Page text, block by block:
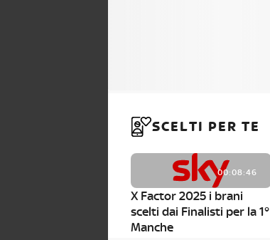
SCELTI PER TE
00:08:46
X Factor 2025 i brani
scelti dai Finalisti per la 1°
Manche